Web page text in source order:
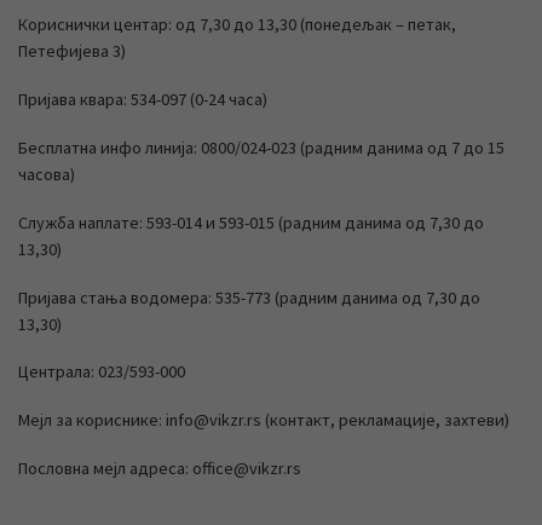
Кориснички центар: од 7,30 до 13,30 (понедељак – петак,
Петефијева 3)
Пријава квара: 534-097 (0-24 часа)
Бесплатна инфо линија: 0800/024-023 (радним данима од 7 до 15
часова)
Служба наплате: 593-014 и 593-015 (радним данима од 7,30 до
13,30)
Пријава стања водомера: 535-773 (радним данима од 7,30 до
13,30)
Централа: 023/593-000
Мејл за кориснике: info@vikzr.rs (контакт, рекламације, захтеви)
Пословна мејл адреса: office@vikzr.rs